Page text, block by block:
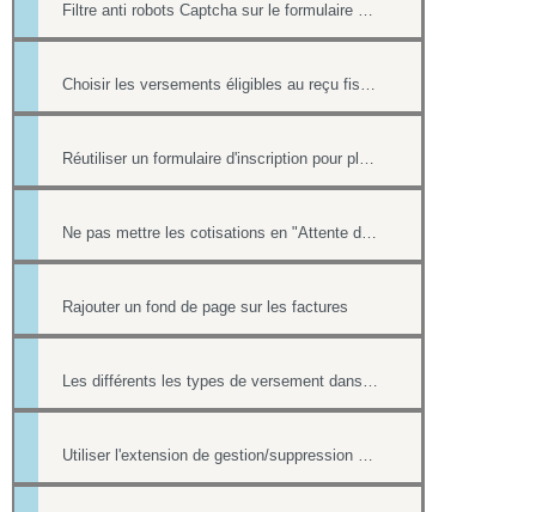
Filtre anti robots Captcha sur le formulaire de contact
Choisir les versements éligibles au reçu fiscal
Réutiliser un formulaire d'inscription pour plusieurs événement de l'Agenda
Ne pas mettre les cotisations en "Attente de paiement" ou "indéterminé" dans la liste "Cotisants à jour de cotisation""
Rajouter un fond de page sur les factures
Les différents les types de versement dans un formulaire payant.
Utiliser l'extension de gestion/suppression des doublons de l'annuaire